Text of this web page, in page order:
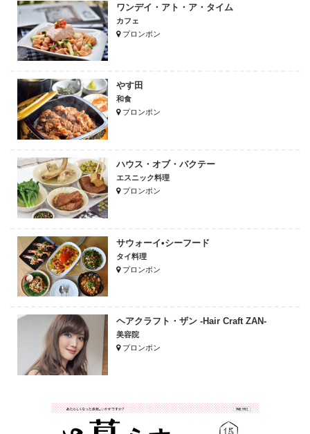
ワンデイ・アト・ア・タイム
カフェ
プロンポン
やす田
和食
プロンポン
ハウス・オブ・バクテー
エスニック料理
プロンポン
サウォーイ•シーフード
タイ料理
プロンポン
ヘアクラフト・ザン -Hair Craft ZAN-
美容院
プロンポン